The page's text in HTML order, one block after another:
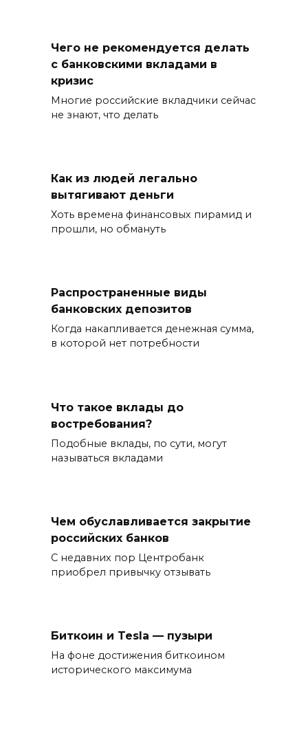
Чего не рекомендуется делать
с банковскими вкладами в
кризис
Многие российские вкладчики сейчас
не знают, что делать
Как из людей легально
вытягивают деньги
Хоть времена финансовых пирамид и
прошли, но обмануть
Распространенные виды
банковских депозитов
Когда накапливается денежная сумма,
в которой нет потребности
Что такое вклады до
востребования?
Подобные вклады, по сути, могут
называться вкладами
Чем обуславливается закрытие
российских банков
С недавних пор Центробанк
приобрел привычку отзывать
Биткоин и Tesla — пузыри
На фоне достижения биткоином
исторического максимума